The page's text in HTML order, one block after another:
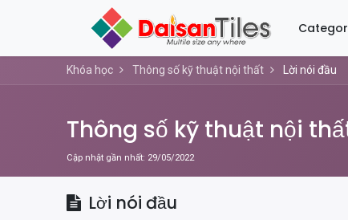
Khóa học Thông số kỹ thuật nội thất Lời nói đầu
Thông số kỹ thuật nội
Cập nhật gần nhất: 29/05/2022
Lời nói đầu